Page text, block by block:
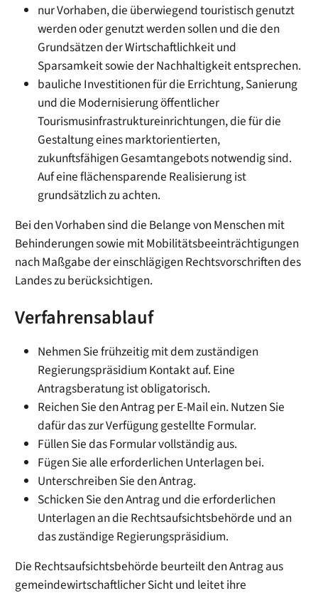
nur Vorhaben, die überwiegend touristisch genutzt
werden oder genutzt werden sollen und die den
Grundsätzen der Wirtschaftlichkeit und
Sparsamkeit sowie der Nachhaltigkeit entsprechen.
bauliche Investitionen für die Errichtung, Sanierung
und die Modernisierung öffentlicher
Tourismusinfrastruktureinrichtungen, die für die
Gestaltung eines marktorientierten,
zukunftsfähigen Gesamtangebots notwendig sind.
Auf eine flächensparende Realisierung ist
grundsätzlich zu achten.
Bei den Vorhaben sind die Belange von Menschen mit
Behinderungen sowie mit Mobilitätsbeeinträchtigungen
nach Maßgabe der einschlägigen Rechtsvorschriften des
Landes zu berücksichtigen.
Verfahrensablauf
Nehmen Sie frühzeitig mit dem zuständigen
Regierungspräsidium Kontakt auf. Eine
Antragsberatung ist obligatorisch.
Reichen Sie den Antrag per E-Mail ein. Nutzen Sie
dafür das zur Verfügung gestellte Formular.
Füllen Sie das Formular vollständig aus.
Fügen Sie alle erforderlichen Unterlagen bei.
Unterschreiben Sie den Antrag.
Schicken Sie den Antrag und die erforderlichen
Unterlagen an die Rechtsaufsichtsbehörde und an
das zuständige Regierungspräsidium.
Die Rechtsaufsichtsbehörde beurteilt den Antrag aus
gemeindewirtschaftlicher Sicht und leitet ihre